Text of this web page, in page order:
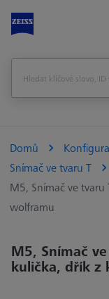
Domů
Snímač ve tvaru T
M5, Snímač ve
wolframu
M5, Snímač
kulička, dřík z